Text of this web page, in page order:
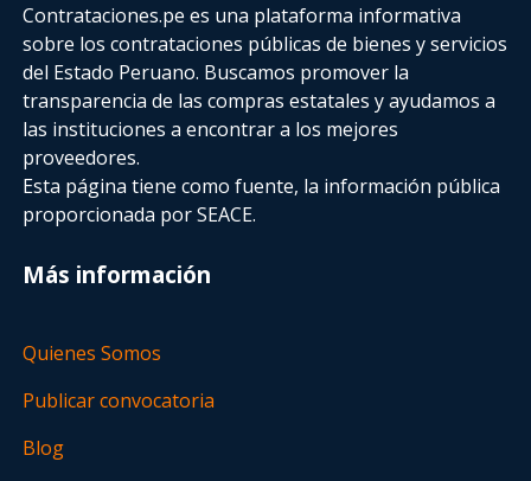
Contrataciones.pe es una plataforma informativa
sobre los contrataciones públicas de bienes y servicios
del Estado Peruano. Buscamos promover la
transparencia de las compras estatalesy ayudamos a
las instituciones a encontrar a los mejores
proveedores.
Esta página tiene como fuente, la información pública
proporcionada por SEACE.
Más información
Quienes Somos
Publicar convocatoria
Blog